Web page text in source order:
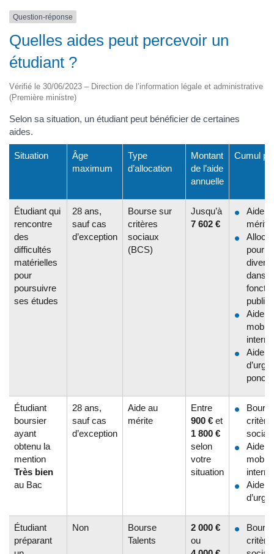
Question-réponse
Quelles aides peut percevoir un
étudiant ?
Vérifié le 30/06/2023 – Direction de l’information légale et administrative
(Première ministre)
Selon sa situation, un étudiant peut bénéficier de certaines
aides.
Situation
Âge
maximum
Type
d’allocation
Montant
de l’aide
annuelle
Cumul
Étudiant qui
rencontre
des
difficultés
matérielles
pour
poursuivre
ses études
28 ans,
sauf cas
d’exception
Bourse sur
critères
sociaux
(BCS)
Jusqu’à
7 602 €
Aide
mérite
pour la
dans
Aide à
Aide
Étudiant
boursier
ayant
obtenu la
mention
Très bien
au Bac
28 ans,
sauf cas
d’exception
Aide au
mérite
Entre
900 € et
1 800 €
selon
votre
situation
Aide à
Aide
Étudiant
préparant
Non
Bourse
Talents
2 000 €
ou